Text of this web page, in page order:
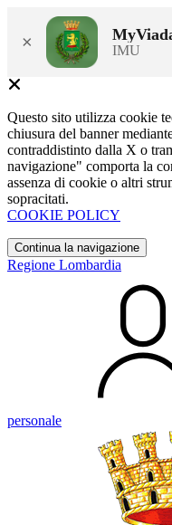
× IMU
Questo sito utilizza cookie
chiusura del banner
contraddistinto dalla X o
navigazione" comporta la
assenza di cookie o altri
sopracitati.
COOKIE POLICY
Continua la navigazione
Regione Lombardia
personale